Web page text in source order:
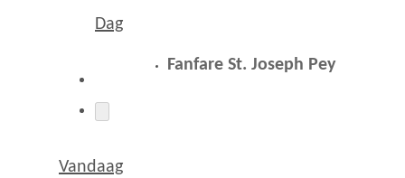
Dag
Vandaag
Fanfare St. Joseph Pey